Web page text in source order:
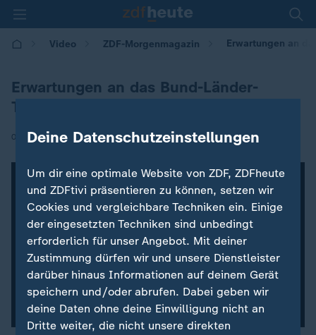
Video ZDF-Morgenmagazin Erwartungen an
Erwartungen an das Bund-Länder-
Treffen
02.11.2022 | 05:30
Deine Datenschutzeinstellungen
Um dir eine optimale Website von ZDF, ZDFheute
und ZDFtivi präsentieren zu können, setzen wir
Cookies und vergleichbare Techniken ein. Einige
der eingesetzten Techniken sind unbedingt
erforderlich für unser Angebot. Mit deiner
Zustimmung dürfen wir und unsere Dienstleister
darüber hinaus Informationen auf deinem Gerät
speichern und/oder abrufen. Dabei geben wir
deine Daten ohne deine Einwilligung nicht an
Dritte weiter, die nicht unsere direkten